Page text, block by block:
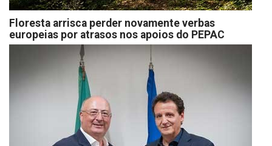
Floresta arrisca perder novamente verbas
europeias por atrasos nos apoios do PEPAC